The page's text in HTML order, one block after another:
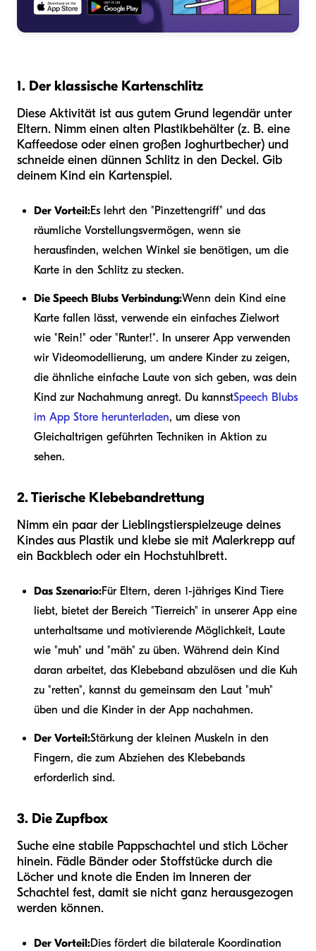
1. Der klassische Kartenschlitz
Diese Aktivität ist aus gutem Grund legendär unter
Eltern. Nimm einen alten Plastikbehälter (z. B. eine
Kaffeedose oder einen großen Joghurtbecher) und
schneide einen dünnen Schlitz in den Deckel. Gib
deinem Kind ein Kartenspiel.
Der Vorteil:Es lehrt den "Pinzettengriff" und das
räumliche Vorstellungsvermögen, wenn sie
herausfinden, welchen Winkel sie benötigen, um die
Karte in den Schlitz zu stecken.
Die Speech Blubs Verbindung:Wenn dein Kind eine
Karte fallen lässt, verwende ein einfaches Zielwort
wie "Rein!" oder "Runter!". In unserer App verwenden
wir Videomodellierung, um andere Kinder zu zeigen,
die ähnliche einfache Laute von sich geben, was dein
Kind zur Nachahmung anregt. Du kannstSpeech Blubs
im App Store herunterladen, um diese von
Gleichaltrigen geführten Techniken in Aktion zu
sehen.
2. Tierische Klebebandrettung
Nimm ein paar der Lieblingstierspielzeuge deines
Kindes aus Plastik und klebe sie mit Malerkrepp auf
ein Backblech oder ein Hochstuhlbrett.
Das Szenario:Für Eltern, deren 1-jähriges Kind Tiere
liebt, bietet der Bereich "Tierreich" in unserer App eine
unterhaltsame und motivierende Möglichkeit, Laute
wie "muh" und "mäh" zu üben. Während dein Kind
daran arbeitet, das Klebeband abzulösen und die Kuh
zu "retten", kannst du gemeinsam den Laut "muh"
üben und die Kinder in der App nachahmen.
Der Vorteil:Stärkung der kleinen Muskeln in den
Fingern, die zum Abziehen des Klebebands
erforderlich sind.
3. Die Zupfbox
Suche eine stabile Pappschachtel und stich Löcher
hinein. Fädle Bänder oder Stoffstücke durch die
Löcher und knote die Enden im Inneren der
Schachtel fest, damit sie nicht ganz herausgezogen
werden können.
Der Vorteil:Dies fördert die bilaterale Koordination